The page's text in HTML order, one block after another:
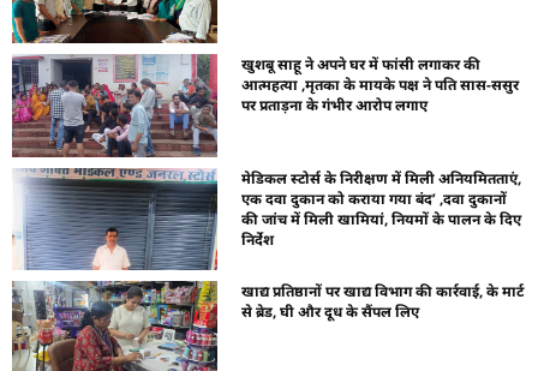
खुशबू साहू ने अपने घर में फांसी लगाकर की
आत्महत्या ,मृतका के मायके पक्ष ने पति सास-ससुर
पर प्रताड़ना के गंभीर आरोप लगाए
मेडिकल स्टोर्स के निरीक्षण में मिली अनियमितताएं,
एक दवा दुकान को कराया गया बंद’ ,दवा दुकानों
की जांच में मिली खामियां, नियमों के पालन के दिए
निर्देश
खाद्य प्रतिष्ठानों पर खाद्य विभाग की कार्रवाई, के मार्ट
से ब्रेड, घी और दूध के सैंपल लिए